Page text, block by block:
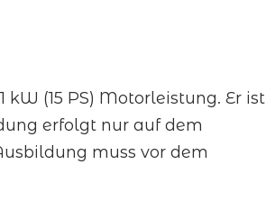
(15 PS) Motorleistung. Er ist
erfolgt nur auf dem
muss vor dem